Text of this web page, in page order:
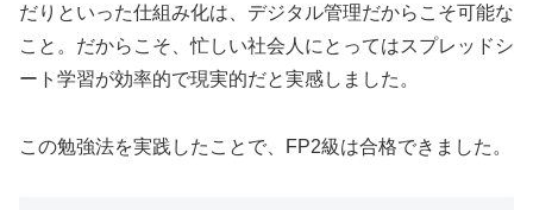
だりといった仕組み化は、デジタル管理だからこそ可能な
こと。だからこそ、忙しい社会人にとってはスプレッドシ
ート学習が効率的で現実的だと実感しました。
この勉強法を実践したことで、FP2級は合格できました。